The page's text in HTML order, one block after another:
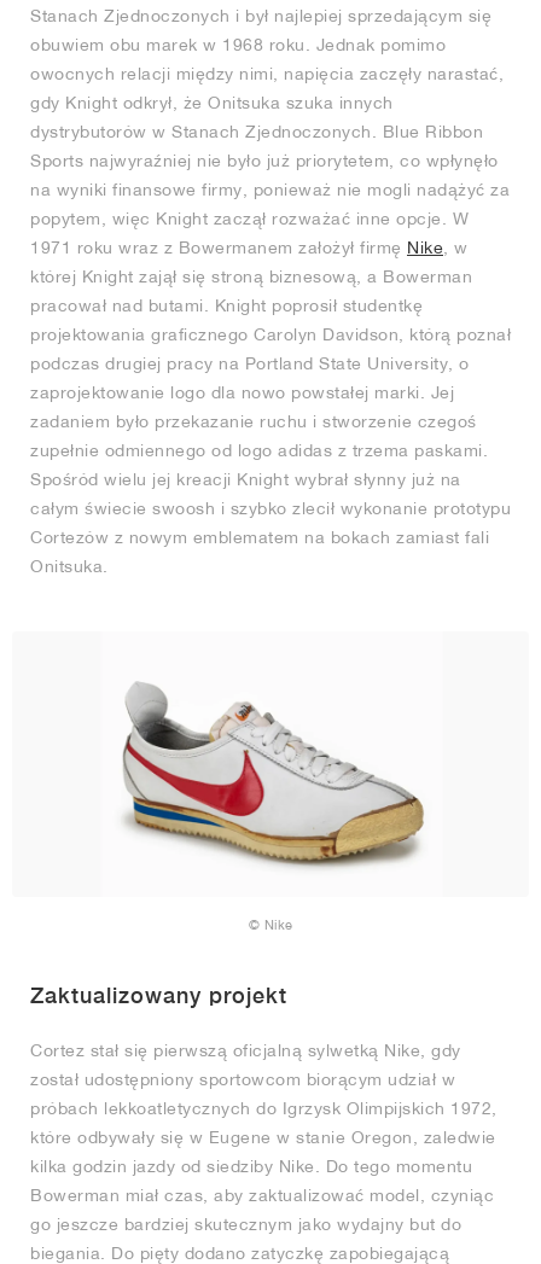
Stanach Zjednoczonych i był najlepiej sprzedającym się
obuwiem obu marek w 1968 roku. Jednak pomimo
owocnych relacji między nimi, napięcia zaczęły narastać,
gdy Knight odkrył, że Onitsuka szuka innych
dystrybutorów w Stanach Zjednoczonych. Blue Ribbon
Sports najwyraźniej nie było już priorytetem, co wpłynęło
na wyniki finansowe firmy, ponieważ nie mogli nadążyć za
popytem, więc Knight zaczął rozważać inne opcje. W
1971 roku wraz z Bowermanem założył firmę Nike , w
której Knight zajął się stroną biznesową, a Bowerman
pracował nad butami. Knight poprosił studentkę
projektowania graficznego Carolyn Davidson, którą poznał
podczas drugiej pracy na Portland State University, o
zaprojektowanie logo dla nowo powstałej marki. Jej
zadaniem było przekazanie ruchu i stworzenie czegoś
zupełnie odmiennego od logo adidas z trzema paskami.
Spośród wielu jej kreacji Knight wybrał słynny już na
całym świecie swoosh i szybko zlecił wykonanie prototypu
Cortezów z nowym emblematem na bokach zamiast fali
Onitsuka.
© Nike
Zaktualizowany projekt
Cortez stał się pierwszą oficjalną sylwetką Nike, gdy
został udostępniony sportowcom biorącym udział w
próbach lekkoatletycznych do Igrzysk Olimpijskich 1972,
które odbywały się w Eugene w stanie Oregon, zaledwie
kilka godzin jazdy od siedziby Nike. Do tego momentu
Bowerman miał czas, aby zaktualizować model, czyniąc
go jeszcze bardziej skutecznym jako wydajny but do
biegania. Do pięty dodano zatyczkę zapobiegającą